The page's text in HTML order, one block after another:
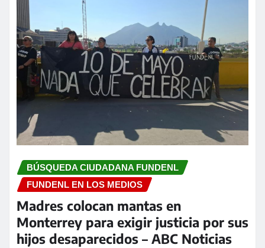
BÚSQUEDA CIUDADANA FUNDENL
FUNDENL EN LOS MEDIOS
Madres colocan mantas en
Monterrey para exigir justicia por sus
hijos desaparecidos – ABC Noticias